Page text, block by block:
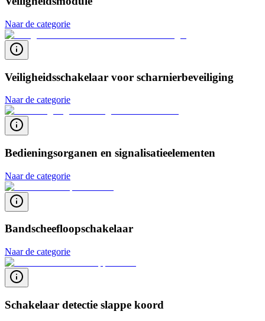
Naar de categorie
Veiligheidsschakelaar voor scharnierbeveiliging
Naar de categorie
Bedieningsorganen en signalisatieelementen
Naar de categorie
Bandscheefloopschakelaar
Naar de categorie
Schakelaar detectie slappe koord